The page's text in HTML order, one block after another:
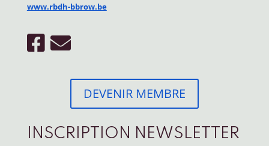
www.rbdh-bbrow.be
DEVENIR MEMBRE
INSCRIPTION NEWSLETTER